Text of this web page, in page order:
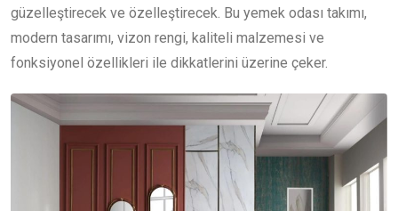
güzelleştirecek ve özelleştirecek. Bu yemek odası takımı,
modern tasarımı, vizon rengi, kaliteli malzemesi ve
fonksiyonel özellikleri ile dikkatlerini üzerine çeker.